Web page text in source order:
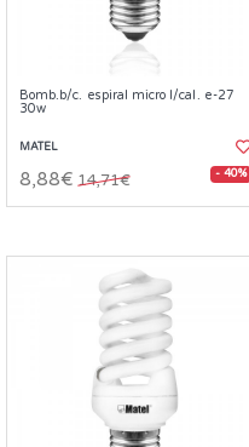
Bomb.b/c. espiral micro l/cal. e-27
30w
MATEL
8,88€ 14,71€ - 40%